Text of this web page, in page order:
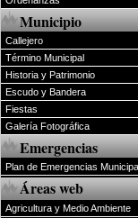
Municipio
Callejero
Término Municipal
Historia y Patrimonio
Escudo y Bandera
Fiestas
Galería Fotográfica
Emergencias
Plan de Emergencias Municipal
Áreas web
Agricultura y Medio Ambiente